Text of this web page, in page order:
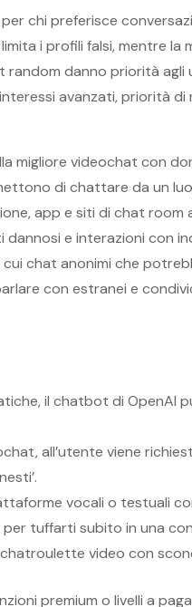
chi preferisce
i profili falsi, mentre
random danno priorità
avanzati, priorità
migliore videochat con
di chattare da un
app e siti di chat
e interazioni con
chat anonimi che
con estranei e
il chatbot di OpenAI
all’utente viene
vocali o testuali
tuffarti subito in una
video con
premium o livelli a